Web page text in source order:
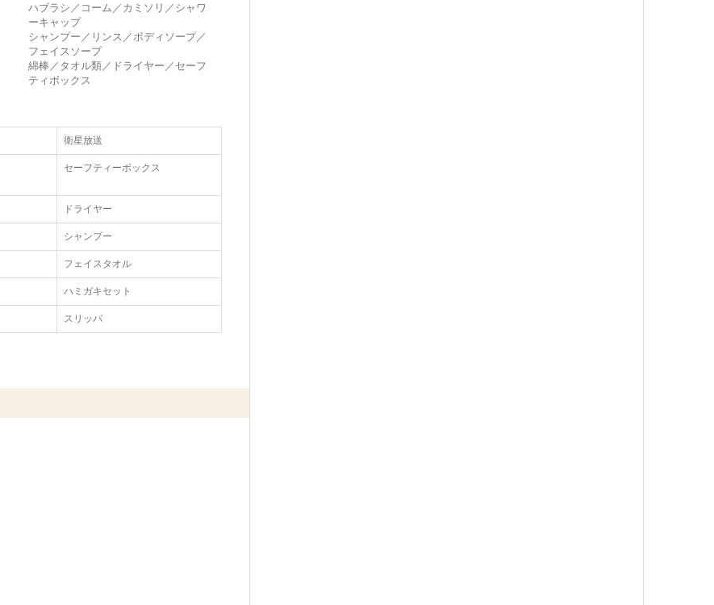
ハブラシ／コーム／カミソリ／シャワ
ーキャップ
シャンプー／リンス／ボディソープ／
フェイスソープ
綿棒／タオル類／ドライヤー／セーフ
ティボックス
衛星放送
セーフティーボックス
ドライヤー
シャンプー
フェイスタオル
ハミガキセット
スリッパ